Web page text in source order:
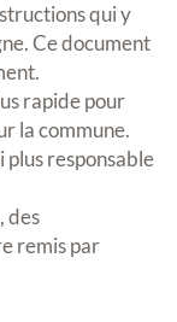
qui y
Ce document
rapide pour
la commune.
plus responsable
des
remis par